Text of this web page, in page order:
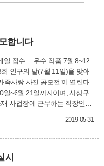
합니다
일 접수… 우수 작품 7월 8~12
족사랑 사진 공모전’이 열린다.
일~6월 21일까지이며, 사상구
사업장에 근무하는 직장인은
용료 지급 예정)과 우수 작품
2019-05-31
시